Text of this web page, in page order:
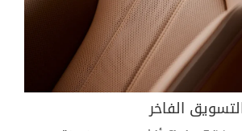
الفاخر